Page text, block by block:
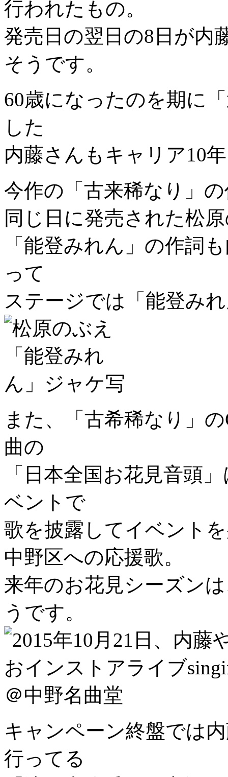
行われたもの。
発売日の翌日の8日が内
そうです。
60歳になったのを期に
した
内藤さんもキャリア10
今作の「古来稀なり」
同じ日に発売された松
「能登みれん」の作詞
って
ステージでは「能登み
また、「古希稀なり」
曲の
「日本全国お花見音頭
ベントで
歌を披露してイベント
中野区への応援歌。
来年のお花見シーズン
うです。
キャンペーン終盤では
行ってる